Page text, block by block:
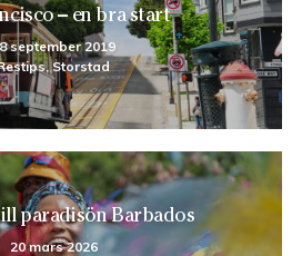
– en bra start
september 2019
Storstad
paradisön Barbados
20 mars 2026